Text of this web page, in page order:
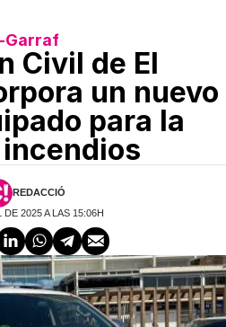
Garraf
Civil de El
un nuevo
para la
REDACCIÓ
DE 2025 A LAS 15:06H